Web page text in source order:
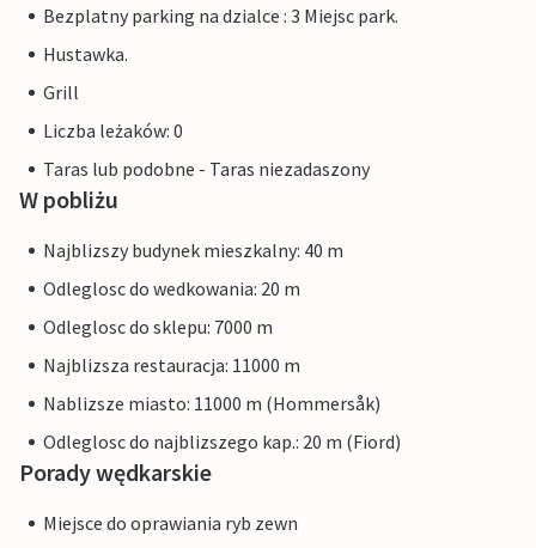
Bezplatny parking na dzialce : 3 Miejsc park.
Hustawka.
Grill
Liczba leżaków: 0
Taras lub podobne - Taras niezadaszony
W pobliżu
Najblizszy budynek mieszkalny: 40 m
Odleglosc do wedkowania: 20 m
Odleglosc do sklepu: 7000 m
Najblizsza restauracja: 11000 m
Nablizsze miasto: 11000 m (Hommersåk)
Odleglosc do najblizszego kap.: 20 m (Fiord)
Porady wędkarskie
Miejsce do oprawiania ryb zewn